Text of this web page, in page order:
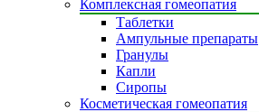
Комплексная гомеопатия
Таблетки
Ампульные препараты
Гранулы
Капли
Сиропы
Косметическая гомеопатия